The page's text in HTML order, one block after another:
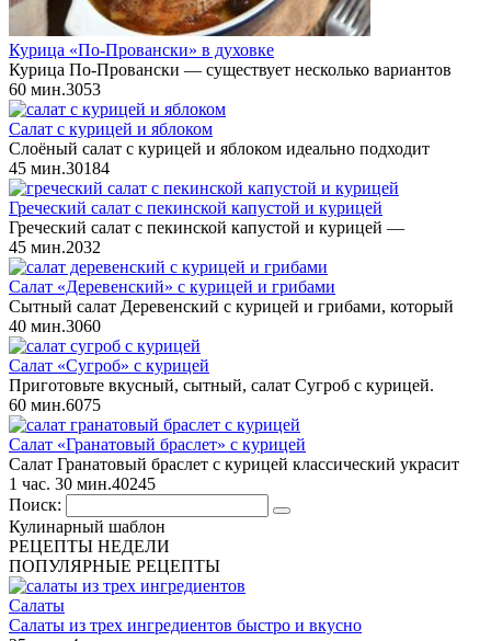
Курица «По-Провански» в духовке
Курица По-Провански — существует несколько вариантов
60 мин.3053
Салат с курицей и яблоком
Слоёный салат с курицей и яблоком идеально подходит
45 мин.30184
Греческий салат с пекинской капустой и курицей
Греческий салат с пекинской капустой и курицей —
45 мин.2032
Салат «Деревенский» с курицей и грибами
Сытный салат Деревенский с курицей и грибами, который
40 мин.3060
Салат «Сугроб» с курицей
Приготовьте вкусный, сытный, салат Сугроб с курицей.
60 мин.6075
Салат «Гранатовый браслет» с курицей
Салат Гранатовый браслет с курицей классический украсит
1 час. 30 мин.40245
Поиск:
Кулинарный шаблон
РЕЦЕПТЫ НЕДЕЛИ
ПОПУЛЯРНЫЕ РЕЦЕПТЫ
Салаты
Салаты из трех ингредиентов быстро и вкусно